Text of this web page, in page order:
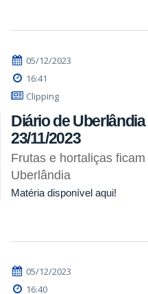
05/12/2023
16:41
Clipping
Diário de
23/11/2023
Frutas e hortaliças
Uberlândia
Matéria disponível aqui!
05/12/2023
16:40